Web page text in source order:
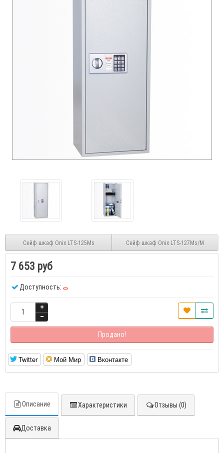
Сейф шкаф Onix LTS-125Ms Сейф шкаф Onix LTS-127Ms/M
7 653 руб
Доступность:
Продано!
Twitter Мой Мир Вконтакте
Описание Характеристики Отзывы (0)
Доставка